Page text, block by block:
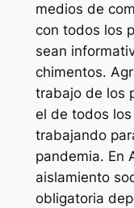
medios de
con todos los
sean
chimentos.
trabajo de los
el de todos
trabajando
pandemia. En
aislamiento
obligatoria